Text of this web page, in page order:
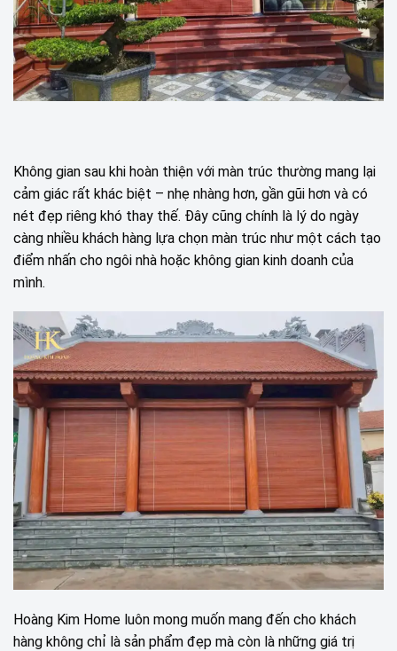
Không gian sau khi hoàn thiện với màn trúc thường mang lại
cảm giác rất khác biệt – nhẹ nhàng hơn, gần gũi hơn và có
nét đẹp riêng khó thay thế. Đây cũng chính là lý do ngày
càng nhiều khách hàng lựa chọn màn trúc như một cách tạo
điểm nhấn cho ngôi nhà hoặc không gian kinh doanh của
mình.
Hoàng Kim Home luôn mong muốn mang đến cho khách
hàng không chỉ là sản phẩm đẹp mà còn là những giá trị